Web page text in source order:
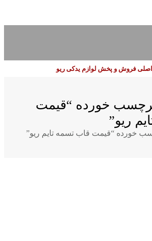
فروش و پخش لوازم یدکی ریو
خورده “قیمت
ریو”
خورده “قیمت قاب تسمه تایم ریو”